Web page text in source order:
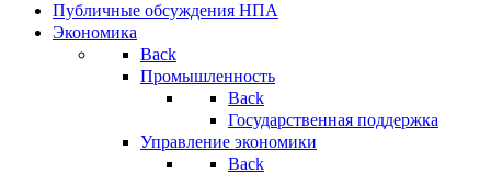
Публичные обсуждения НПА
Экономика
Back
Промышленность
Back
Государственная поддержка
Управление экономики
Back